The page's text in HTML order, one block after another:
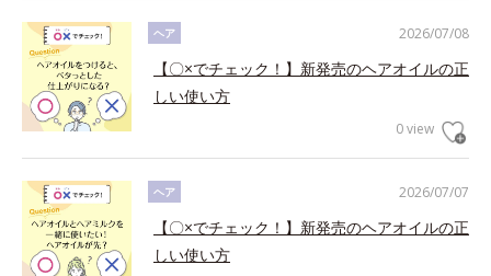
2026/07/08
ヘア
【〇×でチェック！】新発売のヘアオイルの正
しい使い方
0 view
2026/07/07
ヘア
【〇×でチェック！】新発売のヘアオイルの正
しい使い方